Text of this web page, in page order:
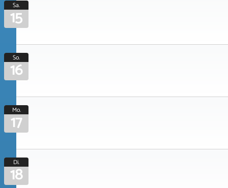
Sa.
15
So.
16
Mo.
17
Di.
18